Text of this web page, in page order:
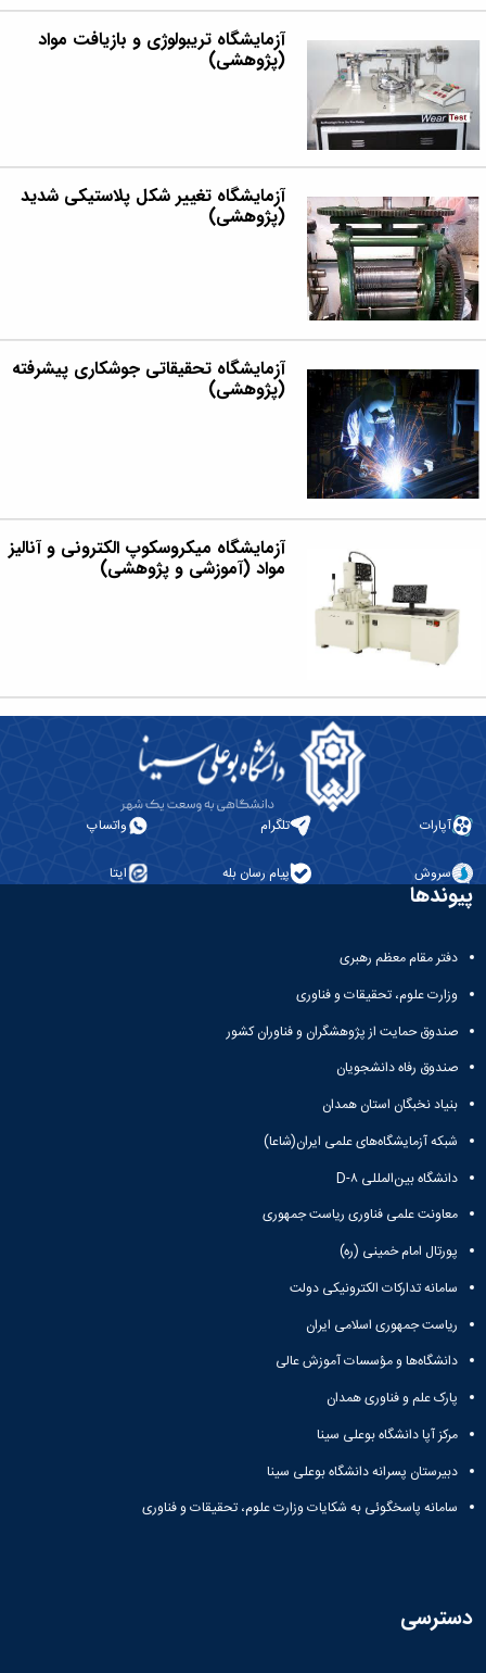
آزمایشگاه تریبولوژی و بازیافت مواد
(پژوهشی)
آزمایشگاه تغییر شکل پلاستیکی شدید
(پژوهشی)
آزمایشگاه تحقیقاتی جوشکاری پیشرفته
(پژوهشی)
آزمایشگاه میکروسکوپ الکترونی و آنالیز
مواد (آموزشی و پژوهشی)
آپارات تلگرام واتساپ
سروش پیام رسان بله ایتا
پیوندها
دفتر مقام معظم رهبری
وزارت علوم، تحقیقات و فناوری
صندوق حمایت از پژوهشگران و فناوران کشور
صندوق رفاه دانشجویان
بنیاد نخبگان استان همدان
شبکه آزمایشگاه‌های علمی ایران(شاعا)
دانشگاه بین‌المللی D-۸
معاونت علمی فناوری ریاست جمهوری
پورتال امام خمینی (ره)
سامانه تدارکات الکترونیکی دولت
ریاست جمهوری اسلامی ایران
دانشگاه‌ها و مؤسسات آموزش عالی
پارک علم و فناوری همدان
مرکز آپا دانشگاه بوعلی سینا
دبیرستان پسرانه دانشگاه بوعلی سینا
سامانه پاسخگوئی به شکایات وزارت علوم، تحقیقات و فناوری
دسترسی